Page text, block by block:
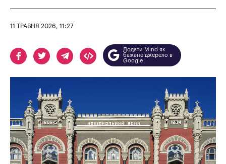
11 ТРАВНЯ 2026, 11:27
Додати Mind як
бажане джерело в
Google